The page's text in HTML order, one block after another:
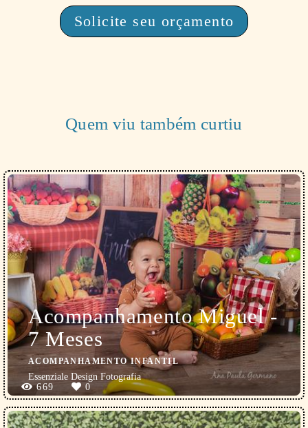
Solicite seu orçamento
Quem viu também curtiu
Acompanhamento Miguel -
7 Meses
ACOMPANHAMENTO INFANTIL
Essenziale Design Fotografia
669
0